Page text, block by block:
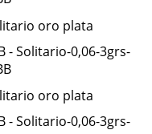
- Solitario-0,06-3grs-
- Solitario-0,06-3grs-